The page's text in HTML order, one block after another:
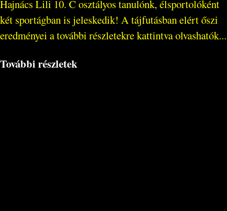
Hajnács Lili 10. C osztályos tanulónk, élsportolóként
két sportágban is jeleskedik! A tájfutásban elért őszi
eredményei a további részletekre kattintva olvashatók...
További részletek